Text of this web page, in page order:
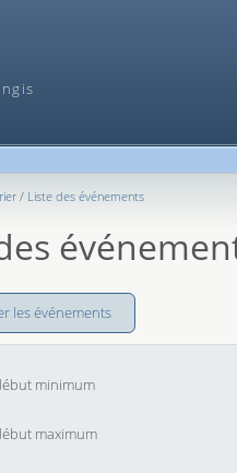
Liste des événements
les événements
minimum
maximum